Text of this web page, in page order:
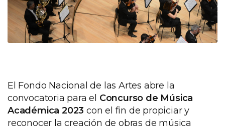
El Fondo Nacional de las Artes abre la
convocatoria para el Concurso de Música
Académica 2023 con el fin de propiciar y
reconocer la creación de obras de música